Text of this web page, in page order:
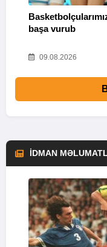
başa vurub
09.08.2026
İDMAN